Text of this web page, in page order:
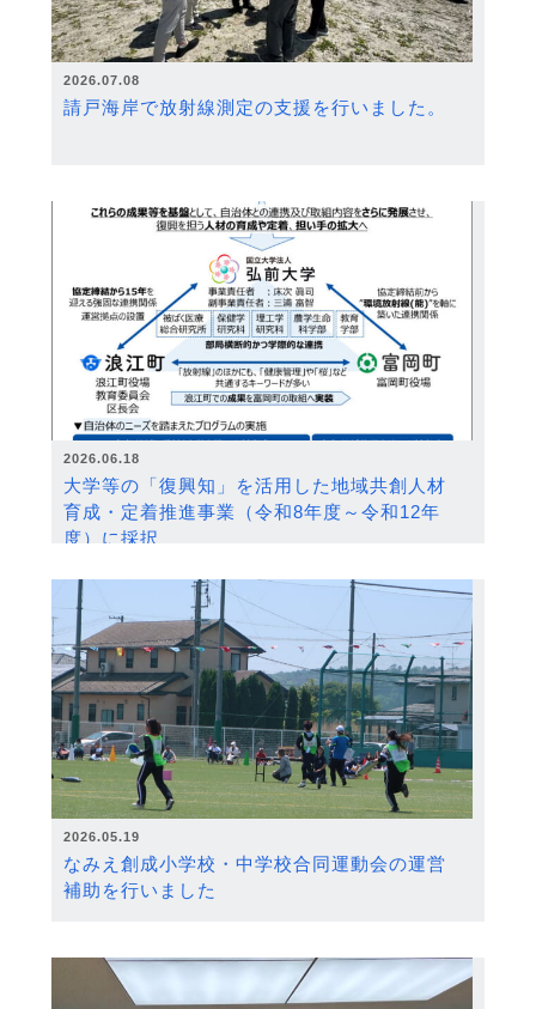
2026.07.08
請戸海岸で放射線測定の支援を行いました。
2026.06.18
大学等の「復興知」を活用した地域共創人材
育成・定着推進事業（令和8年度～令和12年
度）に採択
2026.05.19
なみえ創成小学校・中学校合同運動会の運営
補助を行いました